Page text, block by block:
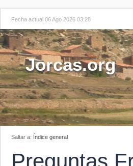
Fecha actual 06 Ago 2026 03:28
Jorcas.org
Saltar a: Índice general
Preguntas